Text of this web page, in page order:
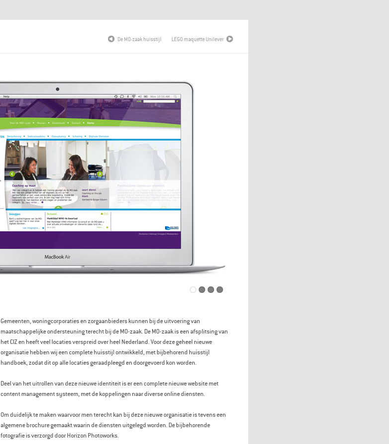
De MO-zaak huisstijl LEGO maquette Unilever
Gemeenten, woningcorporaties en zorgaanbieders kunnen bij de uitvoering van
maatschappelijke ondersteuning terecht bij de MO-zaak. De MO-zaak is een afsplitsing van
het CIZ en heeft veel locaties verspreid over heel Nederland. Voor deze geheel nieuwe
organisatie hebben wij een complete huisstijl ontwikkeld, met bijbehorend huisstijl
handboek, zodat dit op alle locaties geraadpleegd en doorgevoerd kon worden.
Deel van het uitrollen van deze nieuwe identiteit is er een complete nieuwe website met
content management systeem, met de koppelingen naar diverse online diensten.
Om duidelijk te maken waarvoor men terecht kan bij deze nieuwe organisatie is tevens een
algemene brochure gemaakt waarin de diensten uitgelegd worden. De bijbehorende
fotografie is verzorgd door Horizon Photoworks.